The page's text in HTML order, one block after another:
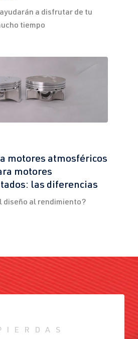
a disfrutar de tu
tiempo
motores atmosféricos
motores
las diferencias
diseño al rendimiento?